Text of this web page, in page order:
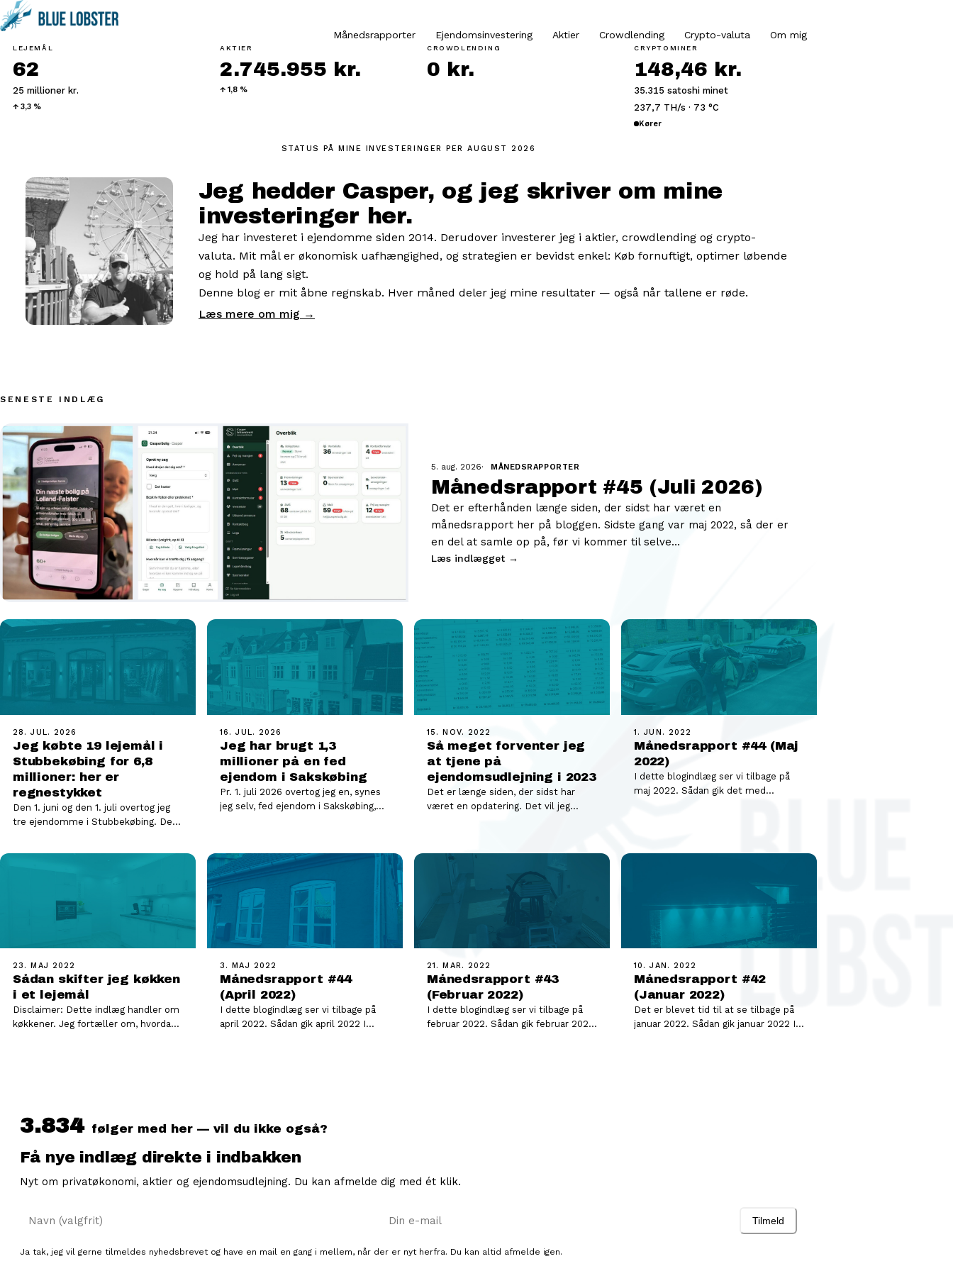
Månedsrapporter Ejendomsinvestering Aktier Crowdlending Crypto-valuta Om mig
LEJEMÅL
62
25 millioner kr.
↑ 3,3 %
AKTIER
2.745.955 kr.
↑ 1,8 %
CROWDLENDING
0 kr.
CRYPTOMINER
148,46 kr.
35.315 satoshi minet
237,7 TH/s · 73 °C
Kører
STATUS PÅ MINE INVESTERINGERPER AUGUST 2026
Jeg hedder Casper, og jeg skriver om mine
investeringer her.
Jeg har investeret i ejendomme siden 2014. Derudover investerer jeg i aktier, crowdlending og crypto-
valuta. Mit mål er økonomisk uafhængighed, og strategien er bevidst enkel: Køb fornuftigt, optimer løbende
og hold på lang sigt.
Denne blog er mit åbne regnskab. Hver måned deler jeg mine resultater — også når tallene er røde.
Læs mere om mig →
SENESTE INDLÆG
5. aug. 2026· MÅNEDSRAPPORTER
Månedsrapport #45 (Juli 2026)
Det er efterhånden længe siden, der sidst har været en
månedsrapport her på bloggen. Sidste gang var maj 2022, så der er
en del at samle op på, før vi kommer til selve…
Læs indlægget →
28. JUL. 2026
Jeg købte 19 lejemål i
Stubbekøbing for 6,8
millioner: her er
regnestykket
Den 1. juni og den 1. juli overtog jeg
tre ejendomme i Stubbekøbing. Det
16. JUL. 2026
Jeg har brugt 1,3
millioner på en fed
ejendom i Sakskøbing
Pr. 1. juli 2026 overtog jeg en, synes
jeg selv, fed ejendom i Sakskøbing,
15. NOV. 2022
Så meget forventer jeg
at tjene på
ejendomsudlejning i 2023
Det er længe siden, der sidst har
været en opdatering. Det vil jeg
1. JUN. 2022
Månedsrapport #44 (Maj
2022)
I dette blogindlæg ser vi tilbage på
maj 2022. Sådan gik det med
23. MAJ 2022
Sådan skifter jeg køkken
i et lejemål
Disclaimer: Dette indlæg handler om
køkkener. Jeg fortæller om, hvordan
3. MAJ 2022
Månedsrapport #44
(April 2022)
I dette blogindlæg ser vi tilbage på
april 2022. Sådan gik april 2022 I
21. MAR. 2022
Månedsrapport #43
(Februar 2022)
I dette blogindlæg ser vi tilbage på
februar 2022. Sådan gik februar 2022
10. JAN. 2022
Månedsrapport #42
(Januar 2022)
Det er blevet tid til at se tilbage på
januar 2022. Sådan gik januar 2022 I
3.834 følger med her — vil du ikke også?
Få nye indlæg direkte i indbakken
Nyt om privatøkonomi, aktier og ejendomsudlejning. Du kan afmelde dig med ét klik.
Navn E-mail Tilmeld
Ja tak, jeg vil gerne tilmeldes nyhedsbrevet og have en mail en gang i mellem, når der er nyt herfra. Du kan altid afmelde igen.